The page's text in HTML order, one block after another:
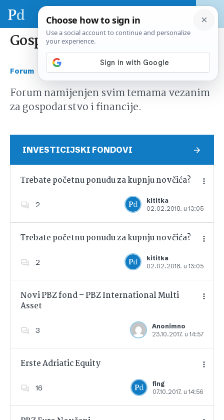
Gospodarstvo i financije
Forum Gospodarstvo i financije
Forum namijenjen svim temama vezanim
za gospodarstvo i financije.
INVESTICIJSKI FONDOVI
Trebate početnu ponudu za kupnju novčića?
2
kititka
02.02.2018. u 13:05
Dodajte u favorite
Trebate početnu ponudu za kupnju novčića?
2
kititka
02.02.2018. u 13:05
Dodajte u favorite
Novi PBZ fond – PBZ International Multi
Asset
3
Anonimno
23.10.2017. u 14:57
Dodajte u favorite
Erste Adriatic Equity
16
fing
07.10.2017. u 14:56
Dodajte u favorite